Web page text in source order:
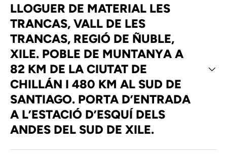
LLOGUER DE MATERIAL LES
TRANCAS, VALL DE LES
TRANCAS, REGIÓ DE ÑUBLE,
XILE. POBLE DE MUNTANYA A
82 KM DE LA CIUTAT DE
CHILLÁN I 480 KM AL SUD DE
SANTIAGO. PORTA D’ENTRADA
A L’ESTACIÓ D’ESQUÍ DELS
ANDES DEL SUD DE XILE.